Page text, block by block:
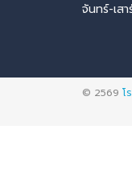
จันทร์-เส
© 2569 โ